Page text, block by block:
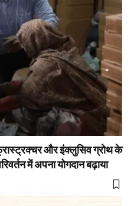
और इंक्लुसिव ग्रोथ के
में अपना योगदान बढ़ाया